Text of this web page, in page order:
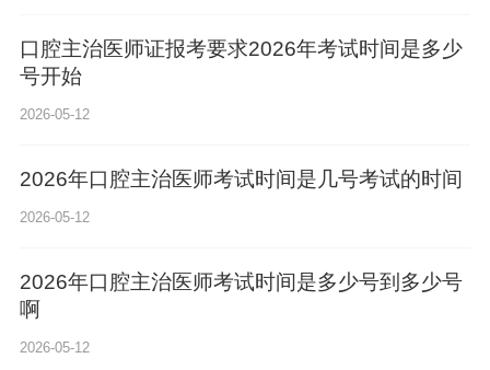
口腔主治医师证报考要求2026年考试时间是多少
号开始
2026-05-12
2026年口腔主治医师考试时间是几号考试的时间
2026-05-12
2026年口腔主治医师考试时间是多少号到多少号
啊
2026-05-12